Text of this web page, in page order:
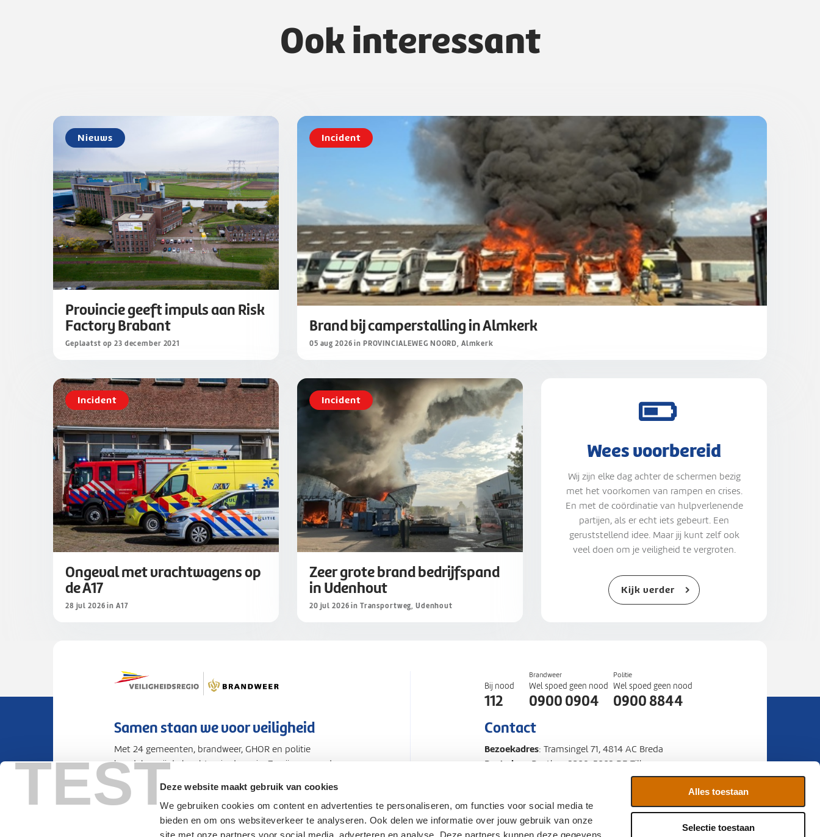
TESTDeze website maakt gebruik van cookies
We gebruiken cookies om content en advertenties te personaliseren, om functies voor social media te
bieden en om ons websiteverkeer te analyseren. Ook delen we informatie over jouw gebruik van onze
Alles toestaan
Selectie toestaan
Ook interessant
Provincie geeft impuls aan Risk
Factory Brabant
Geplaatst op 23 december 2021
Nieuws
Brand bij camperstalling in Almkerk
05 aug 2026 in PROVINCIALEWEG NOORD, Almkerk
Incident
Ongeval met vrachtwagens op
de A17
28 jul 2026 in A17
Incident
Zeer grote brand bedrijfspand
in Udenhout
20 jul 2026 in Transportweg, Udenhout
Incident
Wees voorbereid
Wij zijn elke dag achter de schermen bezig
met het voorkomen van rampen en crises.
En met de coördinatie van hulpverlenende
partijen, als er echt iets gebeurt. Een
geruststellend idee. Maar jij kunt zelf ook
veel doen om je veiligheid te vergroten.
Kijk verder
Samen staan we voor veiligheid
Met 24 gemeenten, brandweer, GHOR en politie
bundelen wij de krachten in de regio. Zo zijn we goed
voorbereid op rampen en crises.
Cookies Toegankelijkheid Proclaimer
Bij nood
112
Brandweer
Wel spoed geen nood
0900 0904
Politie
Wel spoed geen nood
0900 8844
Contact
Bezoekadres: Tramsingel 71, 4814 AC Breda
Postadres : Postbus 3208, 5003 DE Tilburg
Pers en Media Contact Sitemap